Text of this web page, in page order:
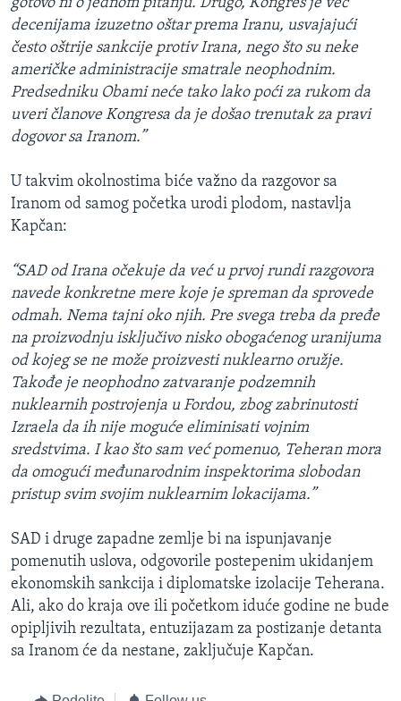
gotovo ni o jednom pitanju. Drugo, Kongres je već
decenijama izuzetno oštar prema Iranu, usvajajući
često oštrije sankcije protiv Irana, nego što su neke
američke administracije smatrale neophodnim.
Predsedniku Obami neće tako lako poći za rukom da
uveri članove Kongresa da je došao trenutak za pravi
dogovor sa Iranom.”
U takvim okolnostima biće važno da razgovor sa
Iranom od samog početka urodi plodom, nastavlja
Kapčan:
“SAD od Irana očekuje da već u prvoj rundi razgovora
navede konkretne mere koje je spreman da sprovede
odmah. Nema tajni oko njih. Pre svega treba da pređe
na proizvodnju isključivo nisko obogaćenog uranijuma
od kojeg se ne može proizvesti nuklearno oružje.
Takođe je neophodno zatvaranje podzemnih
nuklearnih postrojenja u Fordou, zbog zabrinutosti
Izraela da ih nije moguće eliminisati vojnim
sredstvima. I kao što sam već pomenuo, Teheran mora
da omogući međunarodnim inspektorima slobodan
pristup svim svojim nuklearnim lokacijama.”
SAD i druge zapadne zemlje bi na ispunjavanje
pomenutih uslova, odgovorile postepenim ukidanjem
ekonomskih sankcija i diplomatske izolacije Teherana.
Ali, ako do kraja ove ili početkom iduće godine ne bude
opipljivih rezultata, entuzijazam za postizanje detanta
sa Iranom će da nestane, zaključuje Kapčan.